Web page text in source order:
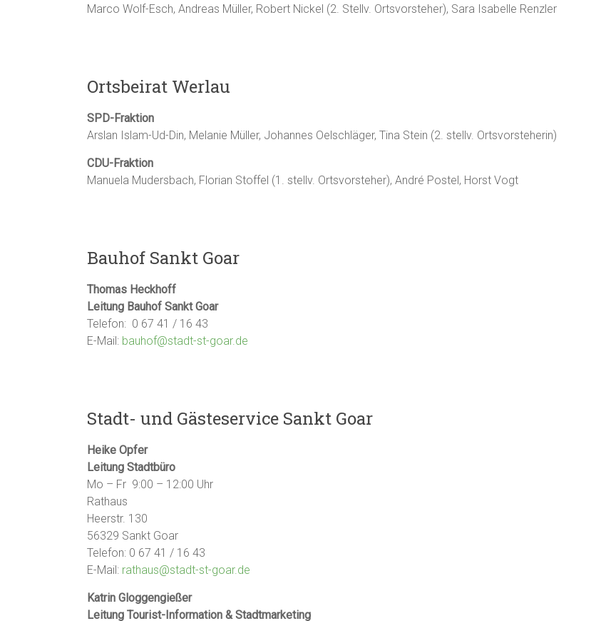
Marco Wolf-Esch, Andreas Müller, Robert Nickel (2. Stellv. Ortsvorsteher), Sara Isabelle Renzler
Ortsbeirat Werlau
SPD-Fraktion
Arslan Islam-Ud-Din, Melanie Müller, Johannes Oelschläger, Tina Stein (2. stellv. Ortsvorsteherin)
CDU-Fraktion
Manuela Mudersbach, Florian Stoffel (1. stellv. Ortsvorsteher), André Postel, Horst Vogt
Bauhof Sankt Goar
Thomas Heckhoff
Leitung Bauhof Sankt Goar
Telefon: 0 67 41 / 16 43
E-Mail: bauhof@stadt-st-goar.de
Stadt- und Gästeservice Sankt Goar
Heike Opfer
Leitung Stadtbüro
Mo – Fr 9:00 – 12:00 Uhr
Rathaus
Heerstr. 130
56329 Sankt Goar
Telefon: 0 67 41 / 16 43
E-Mail: rathaus@stadt-st-goar.de
Katrin Gloggengießer
Leitung Tourist-Information & Stadtmarketing